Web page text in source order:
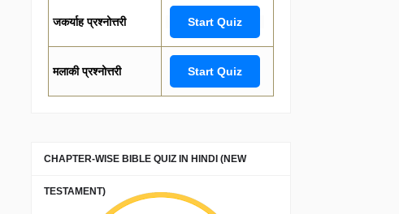
जकर्याह प्रश्नोत्तरी Start Quiz
मलाकी प्रश्नोत्तरी Start Quiz
CHAPTER-WISE BIBLE QUIZ IN HINDI (NEW
TESTAMENT)